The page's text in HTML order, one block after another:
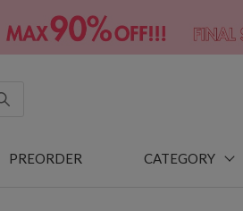
PREORDER CATEGORY